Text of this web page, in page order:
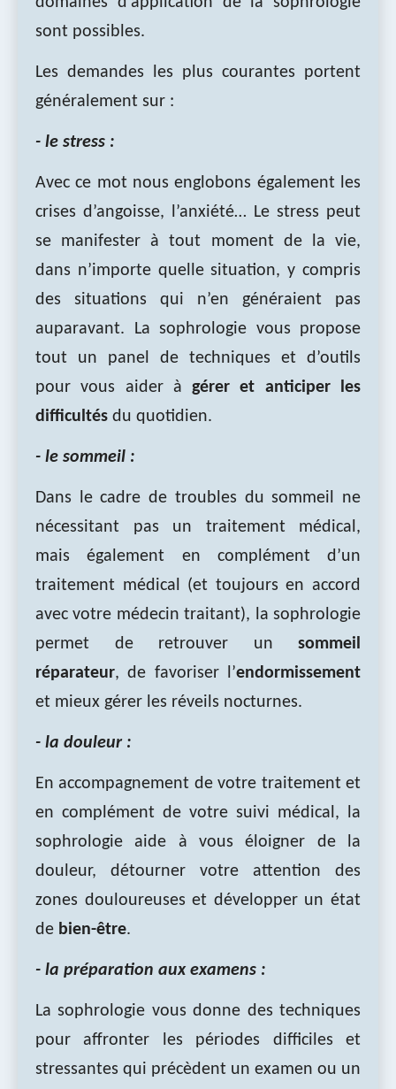
sont possibles.
Les demandes les plus courantes portent
généralement sur :
- le stress :
Avec ce mot nous englobons également les
crises d’angoisse, l’anxiété… Le stress peut
se manifester à tout moment de la vie,
dans n’importe quelle situation, y compris
des situations qui n’en généraient pas
auparavant. La sophrologie vous propose
tout un panel de techniques et d’outils
pour vous aider àgérer et anticiper les
difficultés du quotidien.
- le sommeil :
Dans le cadre de troubles du sommeil ne
nécessitant pas un traitement médical,
mais également en complément d’un
traitement médical (et toujours en accord
avec votre médecin traitant), la sophrologie
permet de retrouver un sommeil
réparateur, de favoriser l’endormissement
et mieux gérer les réveils nocturnes.
- la douleur :
En accompagnement de votre traitement et
en complément de votre suivi médical, la
sophrologie aide à vous éloigner de la
douleur, détourner votre attention des
zones douloureuses et développer un état
de bien-être.
- la préparation aux examens :
La sophrologie vous donne des techniques
pour affronter les périodes difficiles et
stressantes qui précèdent un examen ou un